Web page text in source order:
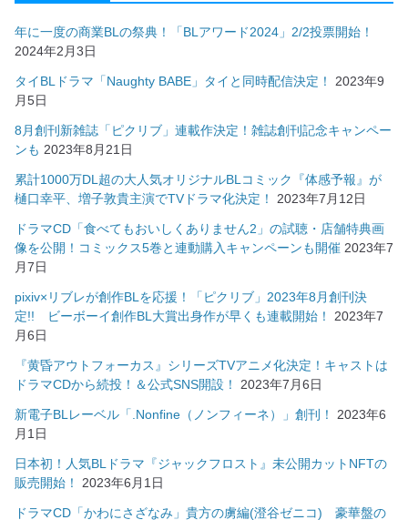
年に一度の商業BLの祭典！「BLアワード2024」2/2投票開始！
2024年2月3日
タイBLドラマ「Naughty BABE」タイと同時配信決定！
2023年9
月5日
8月創刊新雑誌「ピクリブ」連載作決定！雑誌創刊記念キャンペー
ンも 2023年8月21日
累計1000万DL超の大人気オリジナルBLコミック『体感予報』が
樋口幸平、増子敦貴主演でTVドラマ化決定！
2023年7月12日
ドラマCD「食べてもおいしくありません2」の試聴・店舗特典画
像を公開！コミックス5巻と連動購入キャンペーンも開催 2023年7
月7日
pixiv×リブレが創作BLを応援！「ピクリブ」2023年8月創刊決
定!! ビーボーイ創作BL大賞出身作が早くも連載開始！
2023年7
月6日
『黄昏アウトフォーカス』シリーズTVアニメ化決定！キャストは
ドラマCDから続投！＆公式SNS開設！
2023年7月6日
新電子BLレーベル「.Nonfine（ノンフィーネ）」創刊！
2023年6
月1日
日本初！人気BLドラマ『ジャックフロスト』未公開カットNFTの
販売開始！
2023年6月1日
ドラマCD「かわにさざなみ」貴方の虜編(澄谷ゼニコ) 豪華盤の